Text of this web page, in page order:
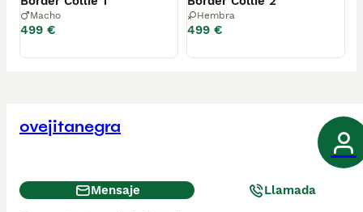
Macho
499 €
Hembra
499 €
ovejitanegra
Mensaje Llamada